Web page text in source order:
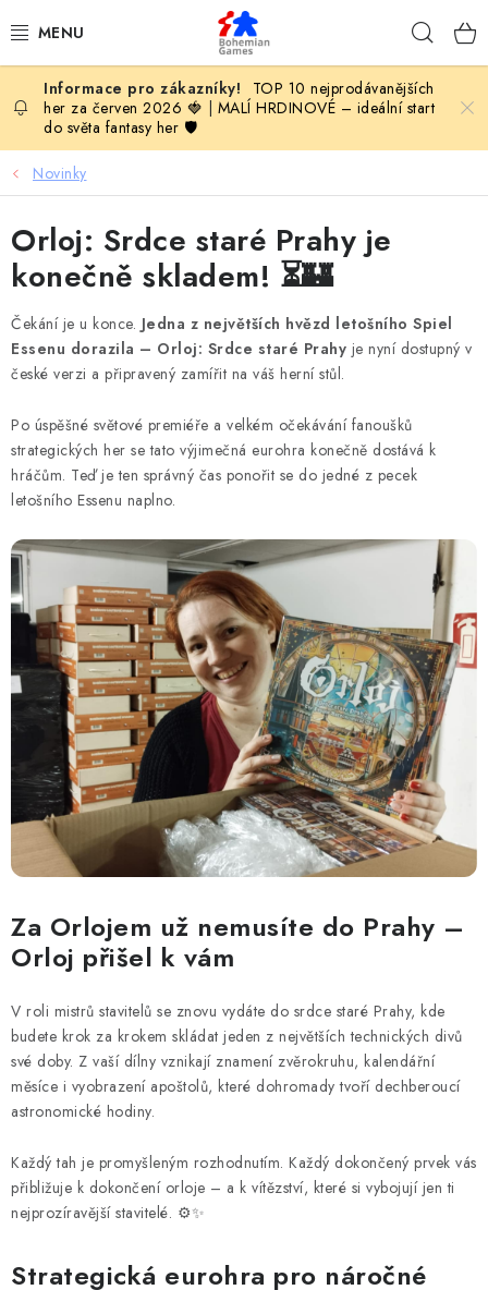
na
KOMPLETNÍ NABÍDKA HER
PODLE VĚKU
VYDAVATELSTVÍ DESKOVÝCH HER
OLOHRANÍ
B2B SEKCE
DESKOHERNÍ KLUBY, DDM, KNIHOVNY A JINÉ
ZÁJMOVÉ ORGANIZACE
ZÁKLADNÍ A MATEŘSKÉ ŠKOLY, STŘEDNÍ ŠKOLY A
JINÁ VZDĚLÁVACÍ ZAŘÍZENÍ
Obchodní podmínky
Doprava a platba
Podmínky ochrany osobních údajů
Věrnostní program Staň se bohémem!
Deskoherní kluby, DDM, knihovny a jiné zájmové organizace
Bohemian Games ve světle reflektorů
Kalendář akcí Bohemian Games 🎉
Kde koupit hry Bohemian Games
Zákaznická podpora
TOP 10 nejprodávanějších
her za červen 2026 🍓
MALÍ HRDINOVÉ – ideální start
do světa fantasy her 🛡️
Novinky
Orloj: Srdce staré Prahy je
konečně skladem! ⏳🏰
Čekání je u konce. Jedna z největších hvězd letošního Spiel
Essenu dorazila – Orloj: Srdce staré Prahy je nyní dostupný v
české verzi a připravený zamířit na váš herní stůl.
Po úspěšné světové premiéře a velkém očekávání fanoušků
strategických her se tato výjimečná eurohra konečně dostává k
hráčům. Teď je ten správný čas ponořit se do jedné z pecek
letošního Essenu naplno.
Za Orlojem už nemusíte do Prahy –
Orloj přišel k vám
V roli mistrů stavitelů se znovu vydáte do srdce staré Prahy, kde
budete krok za krokem skládat jeden z největších technických divů
své doby. Z vaší dílny vznikají znamení zvěrokruhu, kalendářní
měsíce i vyobrazení apoštolů, které dohromady tvoří dechberoucí
astronomické hodiny.
Každý tah je promyšleným rozhodnutím. Každý dokončený prvek vás
přibližuje k dokončení orloje – a k vítězství, které si vybojují jen ti
nejprozíravější stavitelé. ⚙️✨
Strategická eurohra pro náročné